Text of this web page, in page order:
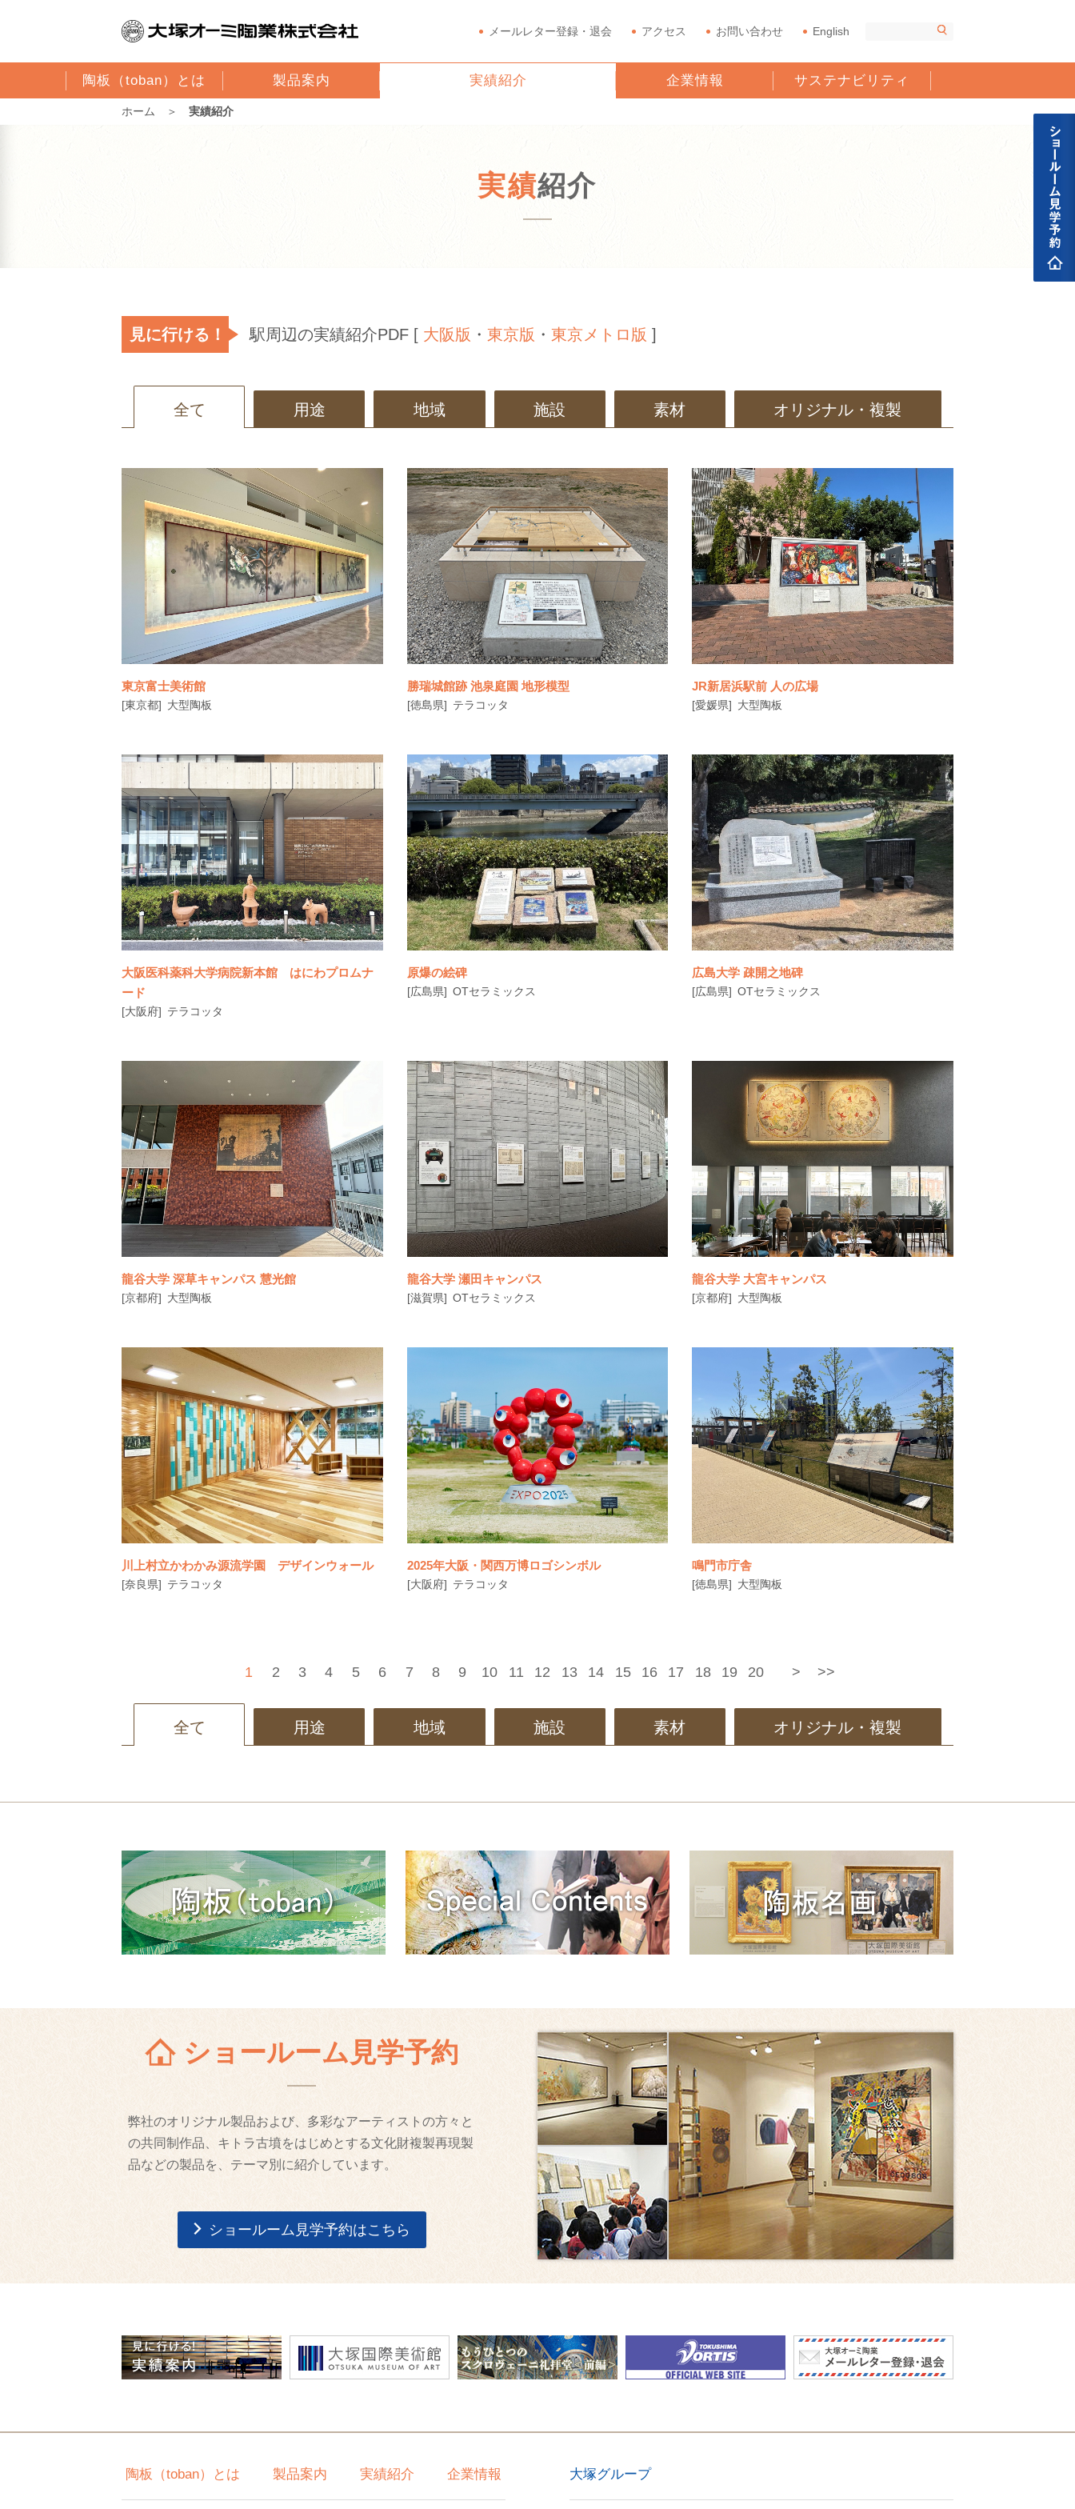
メールレター登録・退会 アクセス お問い合わせ English
陶板（toban）とは 製品案内 実績紹介 企業情報 サステナビリティ
ホーム ＞ 実績紹介
実績紹介
見に行ける！ 駅周辺の実績紹介PDF [ 大阪版 ・ 東京版 ・ 東京メトロ版 ]
全て 用途 地域 施設 素材 オリジナル・複製
東京富士美術館では、展示機会が限られる鈴
木其一作「風神雷神図襖」を来館者が常時
東京富士美術館
[東京都] 大型陶板
徳島県藍住町の史跡勝瑞城館跡保存整備事業
の一環として、発掘された池泉庭園の模型
勝瑞城館跡 池泉庭園 地形模型
[徳島県] テラコッタ
愛媛県新居浜市のアーティスト・石村嘉成氏
の作品が、陶板モニュメントとしてJR新
JR新居浜駅前 人の広場
[愛媛県] 大型陶板
大阪医科薬科大学病院は、2027年の大学創立
100周年に向け、大学病院全建て替え
大阪医科薬科大学病院新本館 はにわプロムナ
ード
[大阪府] テラコッタ
▶関連ニュース：​被爆80年「原爆の絵碑」色
褪せない陶板で永遠に
原爆の絵碑
[広島県] OTセラミックス
原爆投下前日に疎開し被災を免れた広島大学
医学部の歴史を伝える記念碑です。 前
広島大学 疎開之地碑
[広島県] OTセラミックス
▶関連ニュース：龍谷大学３キャンパスに陶
板設置｜除幕式でお披露目
龍谷大学 深草キャンパス 慧光館
[京都府] 大型陶板
▶関連ニュース：龍谷大学３キャンパスに陶
板設置｜除幕式でお披露目
龍谷大学 瀬田キャンパス
[滋賀県] OTセラミックス
▶関連ニュース：龍谷大学３キャンパスに陶
板設置｜除幕式でお披露目
龍谷大学 大宮キャンパス
[京都府] 大型陶板
2024年4月開校の川上村立かわかみ源流学園
に、樹齢400年の吉野杉と陶板レリ
川上村立かわかみ源流学園 デザインウォール
[奈良県] テラコッタ
このパブリックアートは、万博のテーマであ
る「いのちの輝き」（well bein
2025年大阪・関西万博ロゴシンボル
[大阪府] テラコッタ
鳴門市旧庁舎の老朽化や機能分散による課題
を解消するため、新庁舎が整備されました
鳴門市庁舎
[徳島県] 大型陶板
1 2 3 4 5 6 7 8 9 10 11 12 13 14 15 16 17 18 19 20 > >>
全て 用途 地域 施設 素材 オリジナル・複製
ショールーム見学予約
弊社のオリジナル製品および、多彩なアーティストの方々と
の共同制作品、キトラ古墳をはじめとする文化財複製再現製
品などの製品を、テーマ別に紹介しています。
ショールーム見学予約はこちら
陶板（toban）とは 製品案内 実績紹介 企業情報 大塚グループ